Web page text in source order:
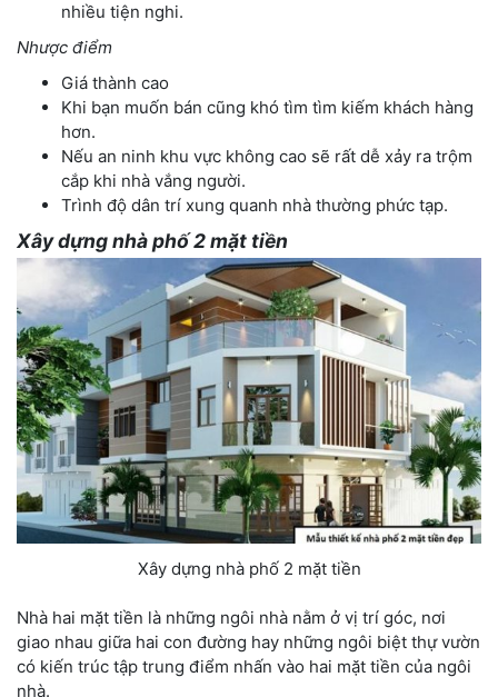
nhiều tiện nghi.
Nhược điểm
Giá thành cao
Khi bạn muốn bán cũng khó tìm tìm kiếm khách hàng
hơn.
Nếu an ninh khu vực không cao sẽ rất dễ xảy ra trộm
cắp khi nhà vắng người.
Trình độ dân trí xung quanh nhà thường phức tạp.
Xây dựng nhà phố 2 mặt tiền
Xây dựng nhà phố 2 mặt tiền
Nhà hai mặt tiền là những ngôi nhà nằm ở vị trí góc, nơi
giao nhau giữa hai con đường hay những ngôi biệt thự vườn
có kiến trúc tập trung điểm nhấn vào hai mặt tiền của ngôi
nhà.